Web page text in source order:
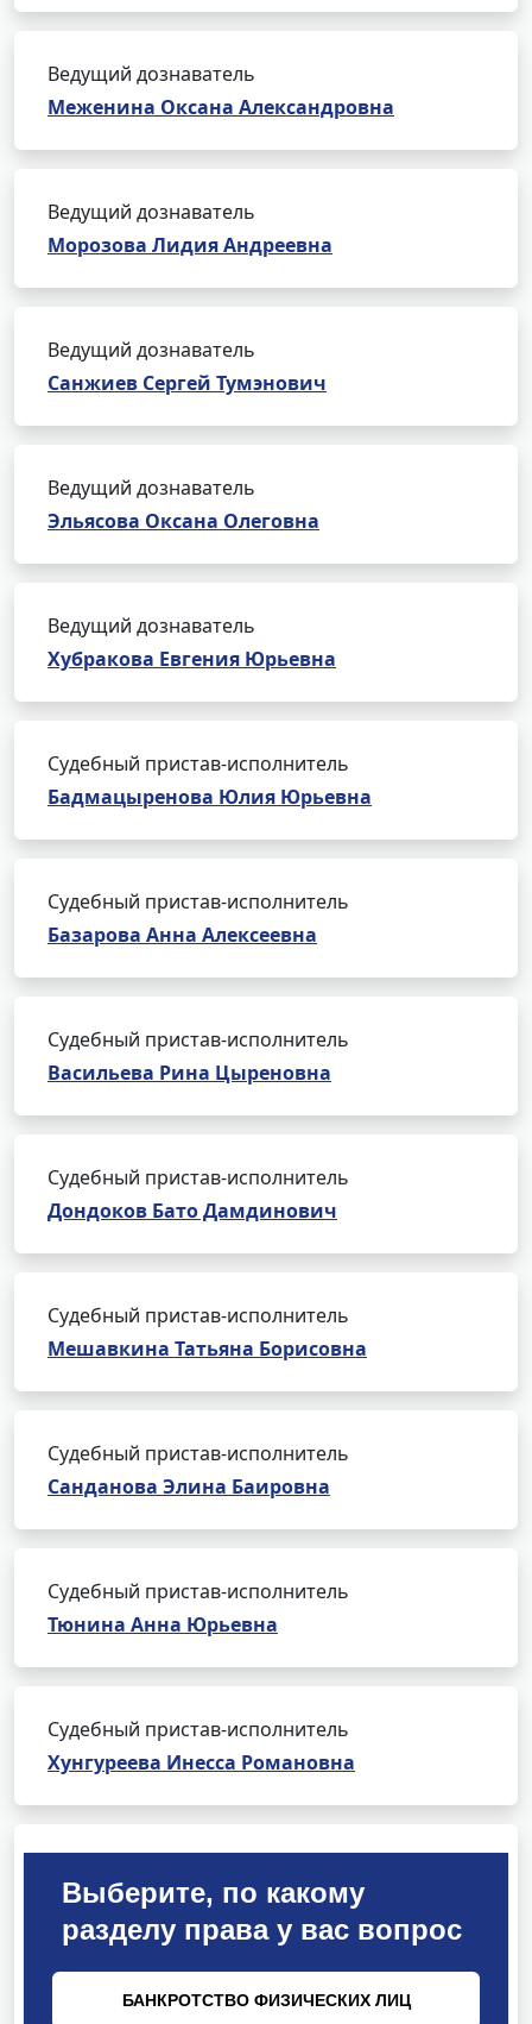
Ведущий дознаватель
Меженина Оксана Александровна
Ведущий дознаватель
Морозова Лидия Андреевна
Ведущий дознаватель
Санжиев Сергей Тумэнович
Ведущий дознаватель
Эльясова Оксана Олеговна
Ведущий дознаватель
Хубракова Евгения Юрьевна
Судебный пристав-исполнитель
Бадмацыренова Юлия Юрьевна
Судебный пристав-исполнитель
Базарова Анна Алексеевна
Судебный пристав-исполнитель
Васильева Рина Цыреновна
Судебный пристав-исполнитель
Дондоков Бато Дамдинович
Судебный пристав-исполнитель
Мешавкина Татьяна Борисовна
Судебный пристав-исполнитель
Санданова Элина Баировна
Судебный пристав-исполнитель
Тюнина Анна Юрьевна
Судебный пристав-исполнитель
Хунгуреева Инесса Романовна